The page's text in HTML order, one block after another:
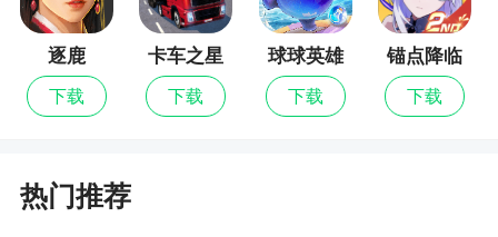
- 不花费真钱进行任何应用内购买，访问应用所
有功能的替代选项。
使用条款：http://outfit7.com/eula/
美国隐私政策：https://outfit7.com/privacy/
逐鹿
下载
卡车之星
下载
球球英雄
下载
锚点降临
下载
热门推荐